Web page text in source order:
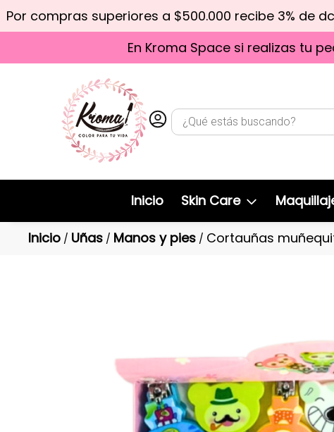
Por compras superiores a $500.000 recibe 3% de
En Kroma Space si realizas tu
Inicio Skin Care
Inicio / Uñas / Manos y pies / Cortauñas